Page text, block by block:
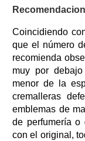
Coincidiendo
que el número
recomienda
muy por
menor de la
cremalleras
emblemas de
de perfumería o
con el original,